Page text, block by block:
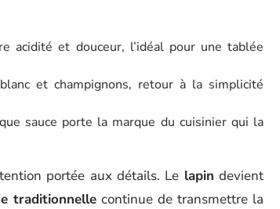
acidité et douceur, l’idéal pour une tablée
et champignons, retour à la simplicité
sauce porte la marque du cuisinier qui la
portée aux détails. Le lapin devient
traditionnellecontinue de transmettre la